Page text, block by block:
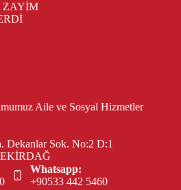
ZAYİM
Aile ve Sosyal Hizmetler
Dekanlar Sok. No:2 D:1
Whatsapp:
+90533 442 5460